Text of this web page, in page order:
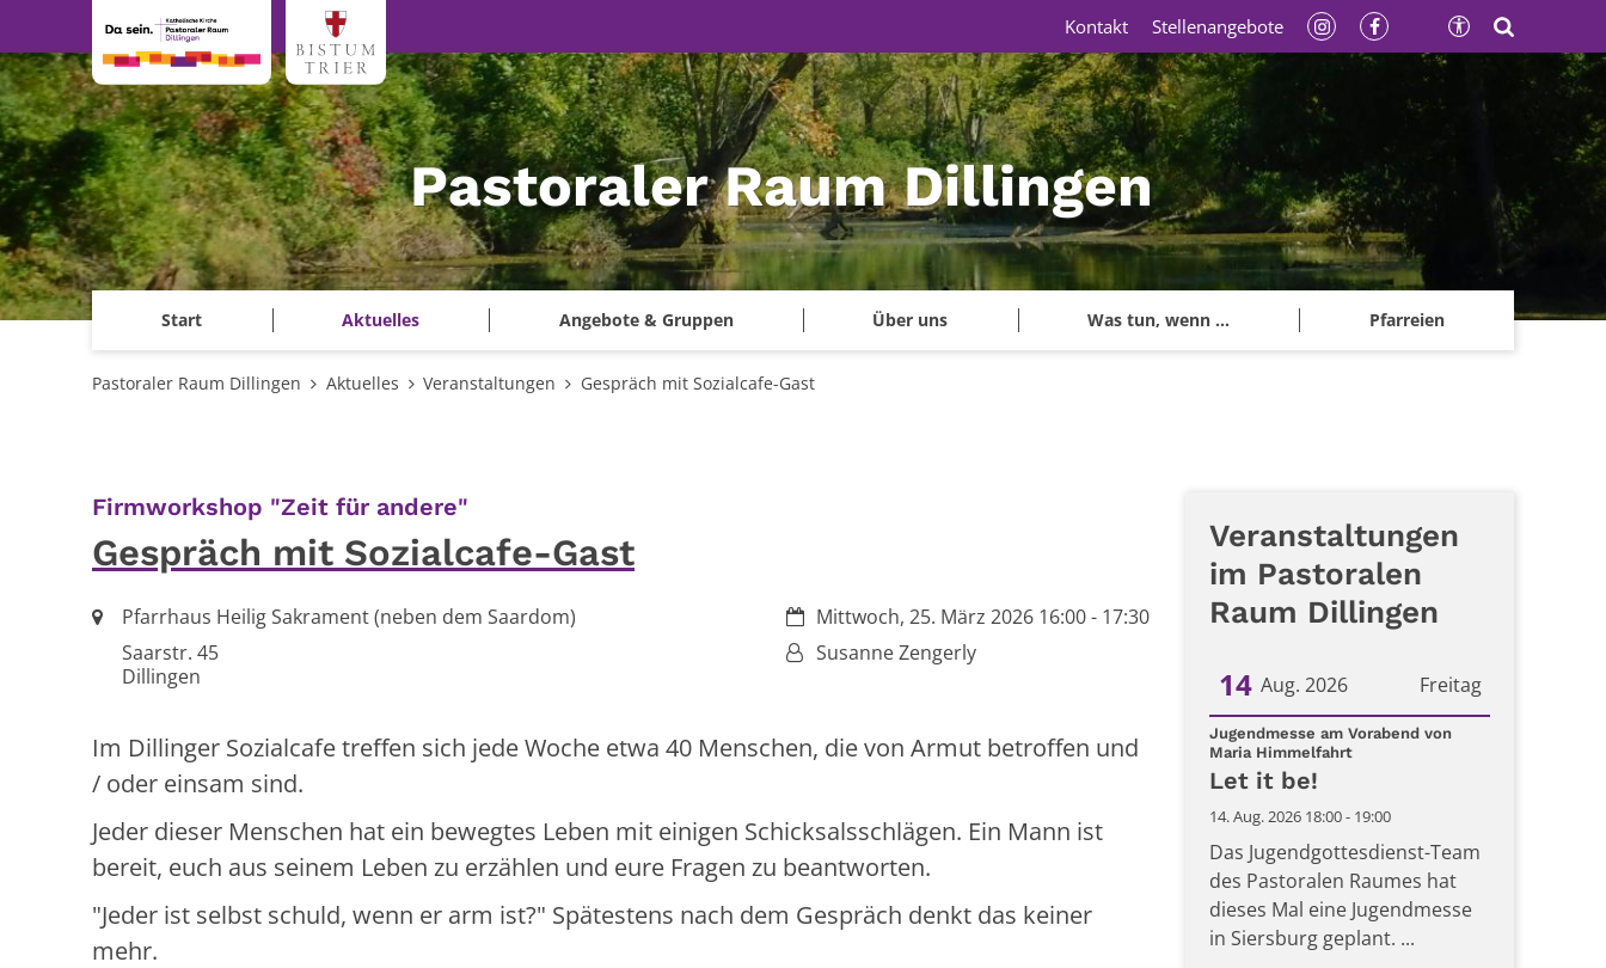
Zum Inhalt springen
Pastoraler Raum Dillingen
Start Aktuelles Angebote & Gruppen Über uns Was tun, wenn ... Pfarreien
Kontakt Stellenangebote
Pastoraler Raum Dillingen Aktuelles Veranstaltungen Gespräch mit Sozialcafe-Gast
Firmworkshop "Zeit für andere"
Gespräch mit Sozialcafe-Gast
Datum:Mittwoch, 25. März 2026 16:00 - 17:30
Von:Susanne Zengerly
Ort:Pfarrhaus Heilig Sakrament (neben dem Saardom)
Saarstr. 45
Dillingen
Im Dillinger Sozialcafe treffen sich jede Woche etwa 40 Menschen, die von Armut betroffen und
/ oder einsam sind.
Jeder dieser Menschen hat ein bewegtes Leben mit einigen Schicksalsschlägen. Ein Mann ist
bereit, euch aus seinem Leben zu erzählen und eure Fragen zu beantworten.
"Jeder ist selbst schuld, wenn er arm ist?" Spätestens nach dem Gespräch denkt das keiner
mehr.
Veranstaltungen
im Pastoralen
Raum Dillingen
Freitag
14 Aug. 2026
Datum: 14. August 2026
Jugendmesse am Vorabend von
Maria Himmelfahrt:
Let it be!
14. Aug. 2026 18:00 - 19:00
Das Jugendgottesdienst-Team
des Pastoralen Raumes hat
dieses Mal eine Jugendmesse
in Siersburg geplant. ...